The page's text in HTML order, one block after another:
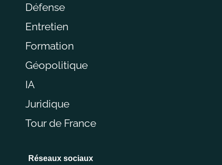
Défense
Entretien
Formation
Géopolitique
IA
Juridique
Tour de France
Réseaux sociaux